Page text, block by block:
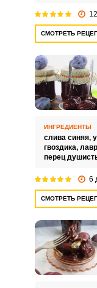
СМОТРЕТЬ
ИНГРЕДИЕНТЫ
слива синяя,
гвоздика,
перец
6
СМОТРЕТЬ